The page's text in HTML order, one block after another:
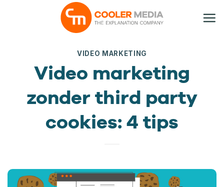
VIDEO MARKETING
Video marketing
zonder third party
cookies: 4 tips